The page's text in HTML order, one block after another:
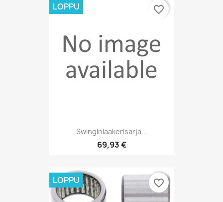
Swinginlaakerisarja...
69,93 €
LOPPU favorite_border
LOPPU favorite_border